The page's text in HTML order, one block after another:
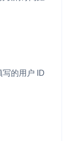
写的用户 ID